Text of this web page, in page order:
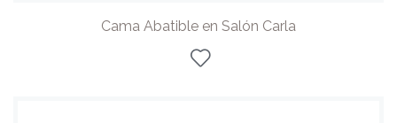
Cama Abatible en Salón Carla